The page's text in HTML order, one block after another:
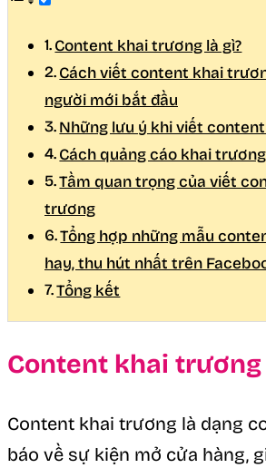
Content khai trương là gì?
Cách viết content khai
người mới bắt đầu
Những lưu ý khi viết
Cách quảng cáo khai
Tầm quan trọng của viết
trương
Tổng hợp những mẫu
hay, thu hút nhất trên
Tổng kết
Content khai trương
Content khai trương là dạng
báo về sự kiện mở cửa hàng,